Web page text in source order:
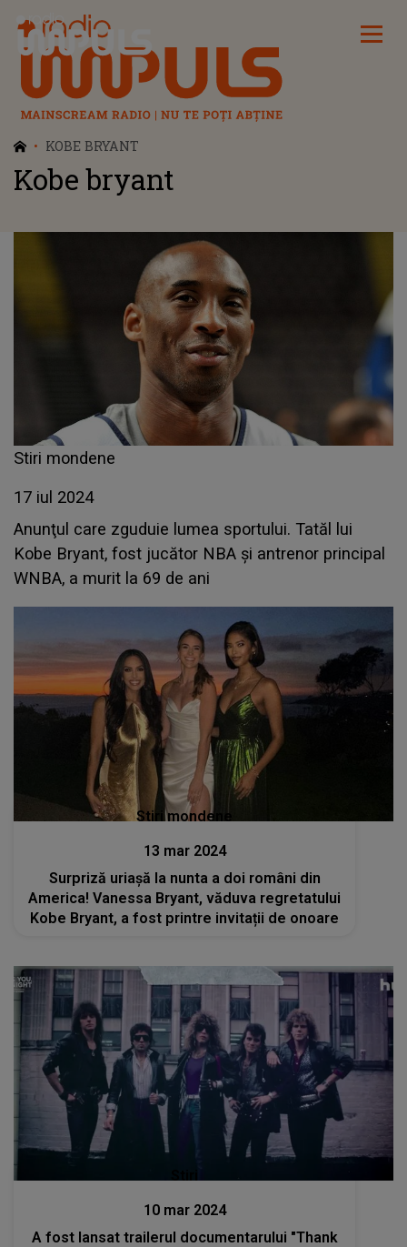
Radio Impuls
KOBE BRYANT
Kobe bryant
Stiri mondene
17 iul 2024
Anunţul care zguduie lumea sportului. Tatăl lui
Kobe Bryant, fost jucător NBA și antrenor principal
WNBA, a murit la 69 de ani
Stiri mondene
13 mar 2024
Surpriză uriașă la nunta a doi români din
America! Vanessa Bryant, văduva regretatului
Kobe Bryant, a fost printre invitații de onoare
10 mar 2024
A fost lansat trailerul documentarului "Thank